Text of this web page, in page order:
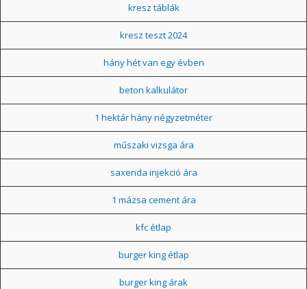
kresz táblák
kresz teszt 2024
hány hét van egy évben
beton kalkulátor
1 hektár hány négyzetméter
műszaki vizsga ára
saxenda injekció ára
1 mázsa cement ára
kfc étlap
burger king étlap
burger king árak